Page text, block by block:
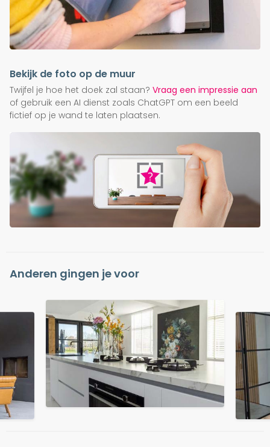
Bekijk de foto op de muur
Twijfel je hoe het doek zal staan? Vraag een impressie aan
of gebruik een AI dienst zoals ChatGPT om een beeld
fictief op je wand te laten plaatsen.
Anderen gingen je voor